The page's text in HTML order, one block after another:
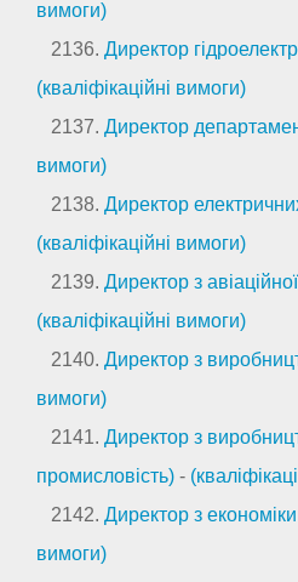
вимоги)
2136. Директор
(кваліфікаційні вимоги)
2137. Директор
вимоги)
2138. Директор
(кваліфікаційні вимоги)
2139. Директор з
(кваліфікаційні вимоги)
2140. Директор з
вимоги)
2141. Директор з
промисловість) -
2142. Директор з економіки
вимоги)